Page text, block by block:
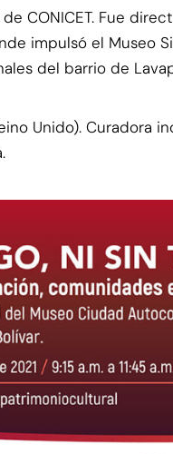
CONICET. Fue
impulsó el Museo
del barrio de
Unido). Curadora